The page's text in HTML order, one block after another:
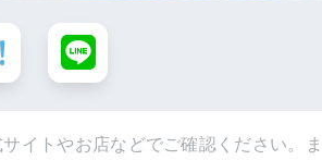
イトやお店などでご確認ください。ま